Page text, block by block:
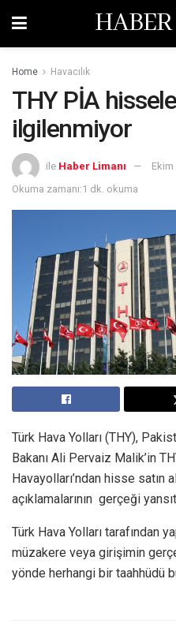
Home Havacılık
THY PİA
ilgilenmiyor
ile Haber Limanı
Ekim
Okuma zamanı:1 dk. okuma
Türk Hava Yolları (THY),
Bakanı Ali Pervaiz Malik’in
Havayolları’ndan hisse satın
açıklamalarının gerçeği
Türk Hava Yolları tarafından
müzakere veya girişimin
yönde herhangi bir taahhüdü